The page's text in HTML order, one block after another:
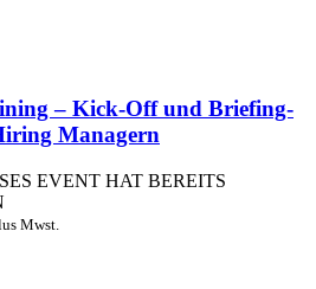
– Kick-Off und Briefing-
Managern
EVENT HAT BEREITS
Mwst.